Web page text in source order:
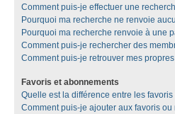
Comment puis-je effectuer une
Pourquoi ma recherche ne renvoie
Pourquoi ma recherche renvoie à une
Comment puis-je rechercher des
Comment puis-je retrouver mes
Favoris et abonnements
Quelle est la différence entre les
Comment puis-je ajouter aux favoris ou